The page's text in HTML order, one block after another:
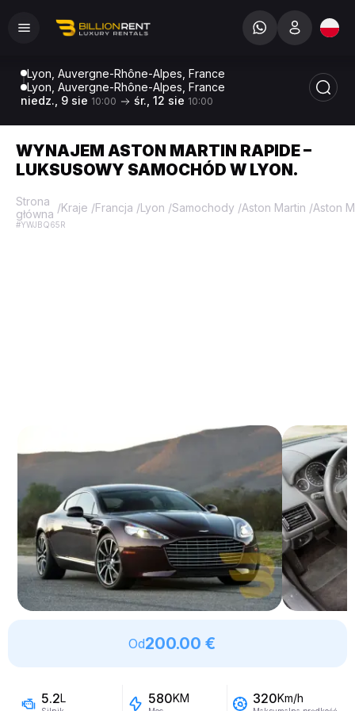
Lyon, Auvergne-Rhône-Alpes, France
Lyon, Auvergne-Rhône-Alpes, France
niedz., 9 sie 10:00 śr., 12 sie 10:00
WYNAJEM ASTON MARTIN RAPIDE –
LUKSUSOWY SAMOCHÓD W LYON.
Strona
główna /Kraje /Francja /Lyon /Samochody /Aston Martin /Aston
#YWJBQ65R
Od200.00 €
5.2L 580KM 320Km/h